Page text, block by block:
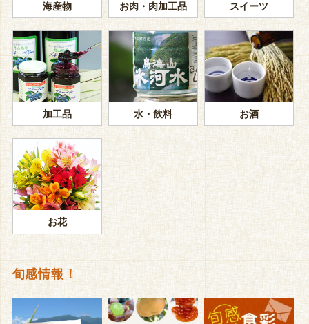
海産物 お肉・肉加工品 スイーツ
加工品 水・飲料 お酒
お花
旬感情報！